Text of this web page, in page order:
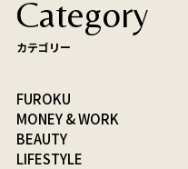
Category
カテゴリー
FUROKU
MONEY & WORK
BEAUTY
LIFESTYLE